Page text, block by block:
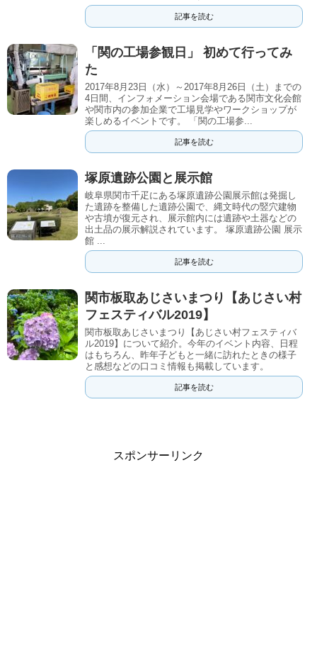
記事を読む
「関の工場参観日」 初めて行ってみ
た
2017年8月23日（水）～2017年8月26日（土）までの
4日間、インフォメーション会場である関市文化会館
や関市内の参加企業で工場見学やワークショップが
楽しめるイベントです。 「関の工場参...
記事を読む
塚原遺跡公園と展示館
岐阜県関市千疋にある塚原遺跡公園展示館は発掘し
た遺跡を整備した遺跡公園で、縄文時代の竪穴建物
や古墳が復元され、展示館内には遺跡や土器などの
出土品の展示解説されています。 塚原遺跡公園 展示
館 ...
記事を読む
関市板取あじさいまつり【あじさい村
フェスティバル2019】
関市板取あじさいまつり【あじさい村フェスティバ
ル2019】について紹介。今年のイベント内容、日程
はもちろん、昨年子どもと一緒に訪れたときの様子
と感想などの口コミ情報も掲載しています。
記事を読む
スポンサーリンク